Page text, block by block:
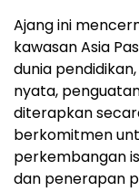
Ajang ini
kawasan Asia
dunia
nyata,
diterapkan
berkomitmen
perkembangan
dan penerapan